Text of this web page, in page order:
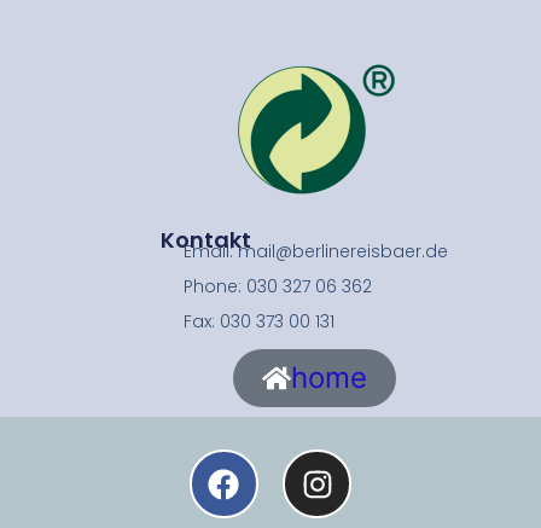
Kontakt
Email: mail@berlinereisbaer.de
Phone: 030 327 06 362
Fax: 030 373 00 131
home